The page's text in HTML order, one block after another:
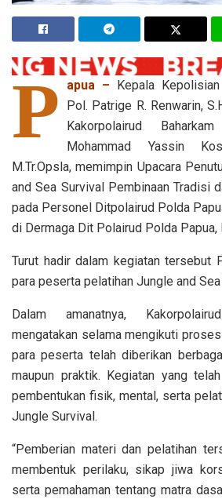
P apua –
Kepala
Pol. Patrige R. Renwarin,
Kakorpolairud
Mohammad Yassin
M.Tr.Opsla, memimpin Upacara
and Sea Survival Pembinaan Tradisi
pada Personel Ditpolairud Polda
di Dermaga Dit Polairud Polda
Turut hadir dalam kegiatan tersebut
para peserta pelatihan Jungle and Sea
Dalam amanatnya,
mengatakan selama mengikuti
para peserta telah diberikan
maupun praktik. Kegiatan yang
pembentukan fisik, mental, serta
Jungle Survival.
“Pemberian materi dan pelatihan
membentuk perilaku, sikap jiwa
serta pemahaman tentang matra